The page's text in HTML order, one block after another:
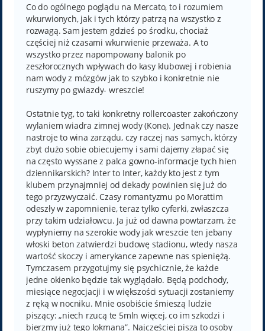
Co do ogólnego poglądu na Mercato, to i rozumiem
wkurwionych, jak i tych którzy patrzą na wszystko z
rozwagą. Sam jestem gdzieś po środku, chociaż
częściej niż czasami wkurwienie przeważa. A to
wszystko przez napompowany balonik po
zeszłorocznych wpływach do kasy klubowej i robienia
nam wody z mózgów jak to szybko i konkretnie nie
ruszymy po gwiazdy- wreszcie!
Ostatnie tyg, to taki konkretny rollercoaster zakończony
wylaniem wiadra zimnej wody (Kone). Jednak czy nasze
nastroje to wina zarządu, czy raczej nas samych, którzy
zbyt dużo sobie obiecujemy i sami dajemy złapać się
na często wyssane z palca gowno-informacje tych hien
dziennikarskich? Inter to Inter, każdy kto jest z tym
klubem przynajmniej od dekady powinien się już do
tego przyzwyczaić. Czasy romantyzmu po Morattim
odeszły w zapomnienie, teraz tylko cyferki, zwłaszcza
przy takim udziałowcu. Ja już od dawna powtarzam, że
wypłyniemy na szerokie wody jak wreszcie ten jebany
włoski beton zatwierdzi budowę stadionu, wtedy nasza
wartość skoczy i amerykance zapewne nas spieniężą.
Tymczasem przygotujmy się psychicznie, że każde
jedne okienko będzie tak wyglądało. Będą podchody,
miesiące negocjacji i w większości sytuacji zostaniemy
z ręką w nocniku. Mnie osobiście śmieszą ludzie
piszący: „niech rzucą te 5mln więcej, co im szkodzi i
bierzmy już tego lokmana”. Najczęściej piszą to osoby